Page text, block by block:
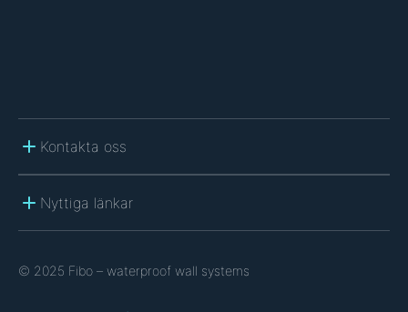
Kontakta oss
Nyttiga länkar
© 2025 Fibo – waterproof wall systems